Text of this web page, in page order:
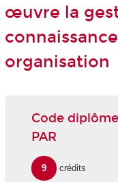
œuvre la
organisation
Code
PAR
9 crédits